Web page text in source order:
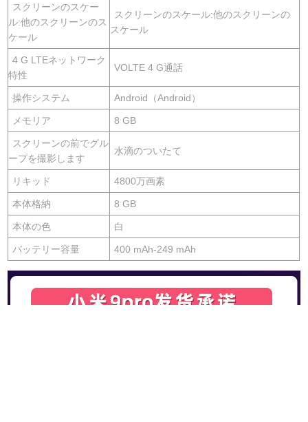
スクリーンのスケー
ル:他のスクリーンのス
ケール
スクリーンのスケール:他のスクリーンの
スケール
4 G LTEネットワーク
特性
VOLTE 4 G通話
操作システム Android（Android）
メモリア 8 GB
スクリーンの前でグル
ープを撮影します
水滴のついたて
リキッド 4800万画素
本体格納 8 GB
本体の色 白
バッテリー容量 400 mAh-249 mAh